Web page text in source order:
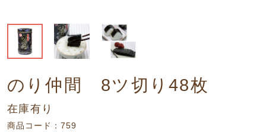
のり仲間 8ツ切り48枚
在庫有り
商品コード：759